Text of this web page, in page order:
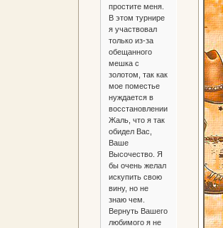
простите меня.
В этом турнире
я участвовал
только из-за
обещанного
мешка с
золотом, так как
мое поместье
нуждается в
восстановлении.
Жаль, что я так
обидел Вас,
Ваше
Высочество. Я
бы очень желал
искупить свою
вину, но не
знаю чем.
Вернуть Вашего
любимого я не